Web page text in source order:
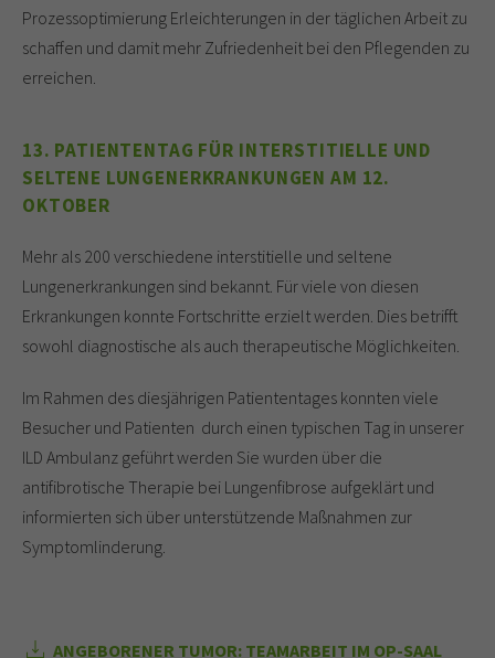
Prozessoptimierung Erleichterungen in der täglichen Arbeit zu
schaffen und damit mehr Zufriedenheit bei den Pflegenden zu
erreichen.
13. PATIENTENTAG FÜR INTERSTITIELLE UND
SELTENE LUNGENERKRANKUNGEN AM 12.
OKTOBER
Mehr als 200 verschiedene interstitielle und seltene
Lungenerkrankungen sind bekannt. Für viele von diesen
Erkrankungen konnte Fortschritte erzielt werden. Dies betrifft
sowohl diagnostische als auch therapeutische Möglichkeiten.
Im Rahmen des diesjährigen Patiententages konnten viele
Besucher und Patienten durch einen typischen Tag in unserer
ILD Ambulanz geführt werden Sie wurden über die
antifibrotische Therapie bei Lungenfibrose aufgeklärt und
informierten sich über unterstützende Maßnahmen zur
Symptomlinderung.
ANGEBORENER TUMOR: TEAMARBEIT IM OP-SAAL